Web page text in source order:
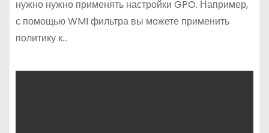
нужно нужно применять настройки GPO. Например,
с помощью WMI фильтра вы можете применить
политику к…